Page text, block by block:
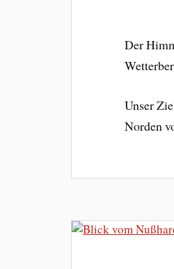
Der
Unser
Norden